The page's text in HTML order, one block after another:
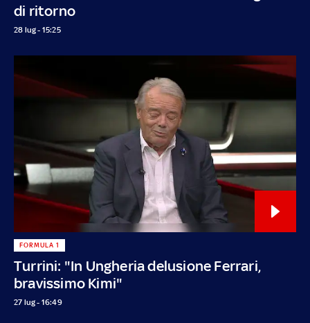
di ritorno
28 lug - 15:25
Turrini: "In Ungheria delusione Ferrari,
bravissimo Kimi"
FORMULA 1
27 lug - 16:49